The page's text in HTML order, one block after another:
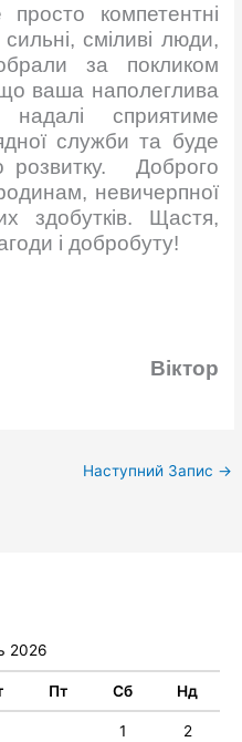
компетентні
сміливі люди,
за покликом
ваша наполеглива
сприятиме
служби та буде
розвитку. Доброго
невичерпної
здобутків. Щастя,
і добробуту!
голова
Наступний Запис →
2026
Пт Сб Нд
1
2